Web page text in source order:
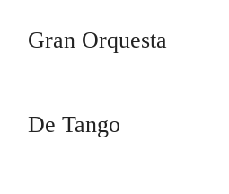
Gran Orquesta
De Tango